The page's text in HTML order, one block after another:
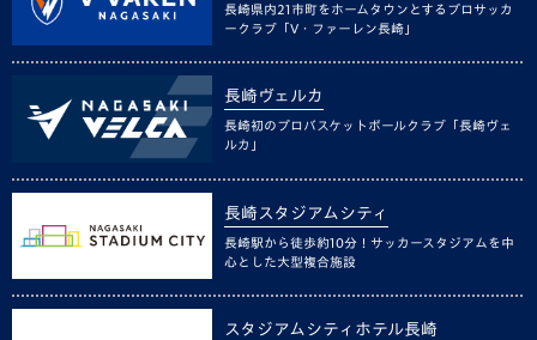
長崎県内21市町をホームタウンとするプロサッカ
ークラブ「V・ファーレン長崎」
長崎ヴェルカ
長崎初のプロバスケットボールクラブ「長崎ヴェ
ルカ」
長崎スタジアムシティ
長崎駅から徒歩約10分！サッカースタジアムを中
心とした大型複合施設
スタジアムシティホテル長崎